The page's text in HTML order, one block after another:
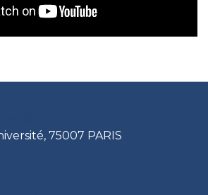
75007 PARIS